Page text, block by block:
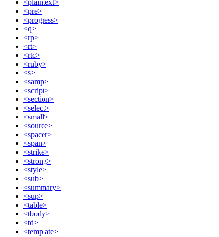
<plaintext>
<pre>
<progress>
<q>
<rp>
<rt>
<rtc>
<ruby>
<s>
<samp>
<script>
<section>
<select>
<small>
<source>
<spacer>
<span>
<strike>
<strong>
<style>
<sub>
<summary>
<sup>
<table>
<tbody>
<td>
<template>